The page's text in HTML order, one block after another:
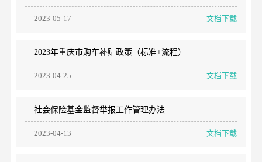
2023-05-17 文档下载
2023年重庆市购车补贴政策（标准+流程）
2023-04-25 文档下载
社会保险基金监督举报工作管理办法
2023-04-13 文档下载